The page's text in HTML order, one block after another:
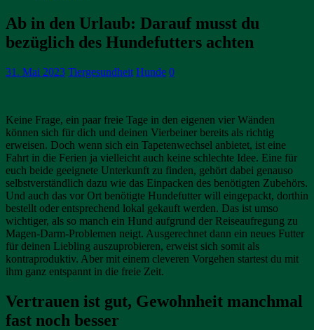
Ab in den Urlaub: Darauf musst du
bezüglich des Hundefutters achten
31. Mai 2023 Tiergesundheit Hunde 0
Keine Frage, ein paar freie Tage in den eigenen vier Wänden
können sich für dich und deinen Vierbeiner bereits als richtig
erweisen. Doch wenn sich ein Tapetenwechsel anbietet, ist eine
Fahrt in die Ferien ja vielleicht auch keine schlechte Idee. Eine für
euch beide geeignete Unterkunft zu finden, gehört dabei genauso
selbstverständlich dazu wie das Einpacken des benötigten Zubehörs.
Und auch das vor Ort benötigte Hundefutter will eingepackt, dorthin
bestellt oder entsprechend lokal gekauft werden. Das ist umso
wichtiger, als so manch ein Hund aufgrund der Reiseaufregung zu
Magen-Darm-Problemen neigt. Ausgerechnet dann ein neues Futter
für deinen Liebling auszuprobieren, erweist sich somit als
kontraproduktiv. Aber mit einem cleveren Vorgehen startest du mit
ihm ganz entspannt in die freie Zeit.
Vertrauen ist gut, Gewohnheit manchmal
fast noch besser